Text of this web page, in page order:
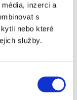
inzerci a
s
nebo které
služby.
1 ks
cena nové vložky